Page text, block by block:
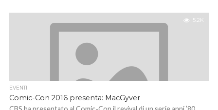
5.2K
EVENTI
Comic-Con 2016 presenta: MacGyver